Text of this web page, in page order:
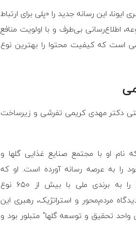
این رسانه جدید را «پلی برای ارتباط
اطلاع‌رسانی بی‌طرف و با اولویت منافع
است که کیفیت محتوا را بهترین نوع
دکتر مهدی کریمی تفرشی و زیرساخت
نام او با مجتمع صنایع غذایی گلها و
را به عرصه رسانه آورده است. او که
توانسته‌ با تلفیق تجربه‌های عملی با دانش آکادمیک، میراث خانوادگی گلها را به برندی ملی با بیش از ۶۵۰ نوع
مردم‌محور و استراتژیک، رهبری این
در شعار "۸۵ میلیون ایرانی، اعضای واحد تحقیق و توسعه گلها" متبلور بود و